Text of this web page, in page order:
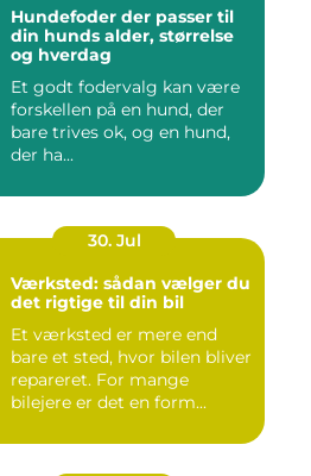
Hundefoder der passer til
din hunds alder, størrelse
og hverdag
Et godt fodervalg kan være
forskellen på en hund, der
bare trives ok, og en hund,
der ha...
30. Jul
Værksted: sådan vælger du
det rigtige til din bil
Et værksted er mere end
bare et sted, hvor bilen bliver
repareret. For mange
bilejere er det en form...